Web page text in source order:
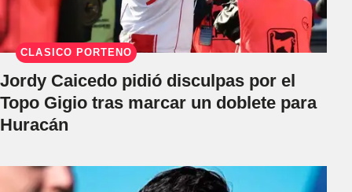
CLÁSICO PORTEÑO
Jordy Caicedo pidió disculpas por el
Topo Gigio tras marcar un doblete para
Huracán